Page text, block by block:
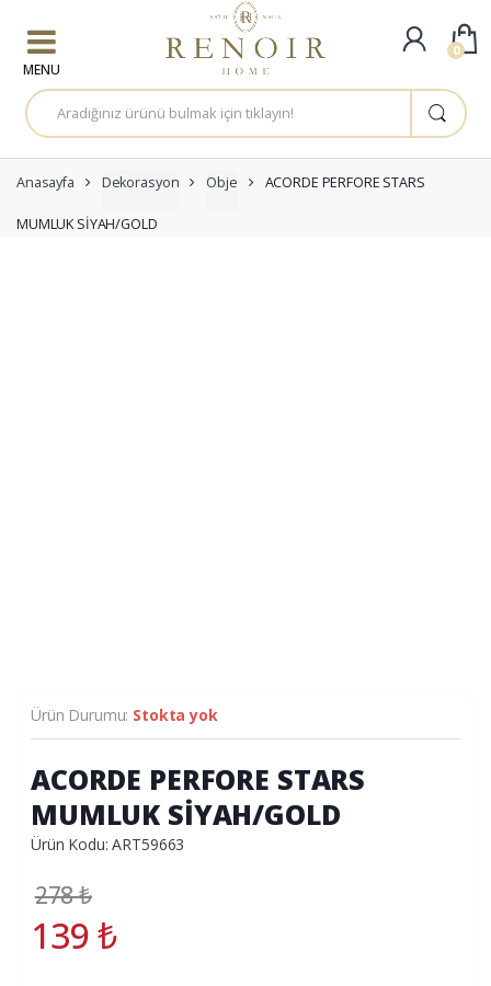
A
r
a
a
:
Anasayfa Dekorasyon Obje ACORDE PERFORE STARS
MUMLUK SİYAH/GOLD
Ürün Durumu: Stokta yok
ACORDE PERFORE STARS
MUMLUK SİYAH/GOLD
Ürün Kodu: ART59663
278₺
139₺
0